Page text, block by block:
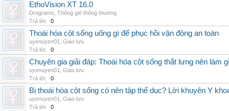
EthoVision XT 16.0
Drograms Thông gió thông thường
Trả lời:
0
Thoái hóa cột sống uống gì để phục hồi vận động an toàn
uyenuyen01
Giao lưu
Trả lời:
0
Chuyên gia giải đáp: Thoái hóa cột sống thắt lưng nên làm
uyenuyen01
Giao lưu
Trả lời:
0
Bị thoái hóa cột sống có nên tập thể dục? Lời khuyên Y
uyenuyen01
Giao lưu
Trả lời:
0